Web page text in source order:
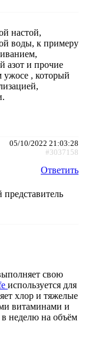
настой,
воды, к примеру
и прочие
ужосе , который
05/10/2022 21:03:28
#3037158
Ответить
свою
используется для
хлор и тяжелые
витаминами и
неделю на объём